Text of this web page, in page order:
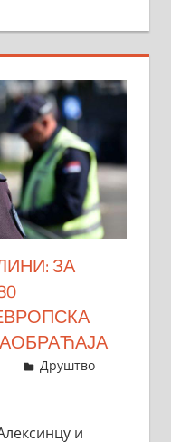
ЗА
Друштво
и